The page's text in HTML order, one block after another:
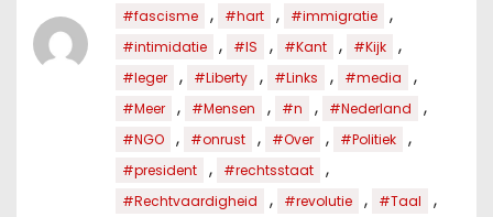
#fascisme , #hart , #immigratie ,
#intimidatie , #IS , #Kant , #Kijk ,
#leger , #Liberty , #Links , #media ,
#Meer , #Mensen , #n , #Nederland ,
#NGO , #onrust , #Over , #Politiek ,
#president , #rechtsstaat ,
#Rechtvaardigheid , #revolutie , #Taal ,